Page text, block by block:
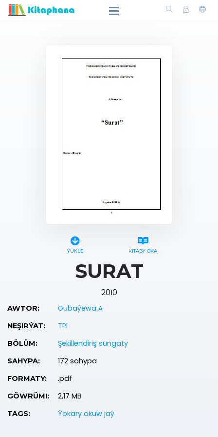
ÝÜKLE KITABY OKA
SURAT
2010
AWTOR: Gubaýewa Ä
NEŞIRÝAT: TPI
BÖLÜM: Şekillendiriş sungaty
SAHYPA: 172 sahypa
FORMATY: .pdf
GÖWRÜMI: 2,17 MB
TAGS: Ýokary okuw jaý